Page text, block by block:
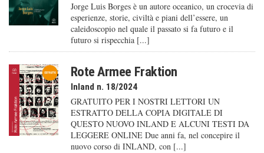
Jorge Luis Borges è un autore oceanico, un crocevia di
esperienze, storie, civiltà e piani dell’essere, un
caleido­scopio nel quale il passato si fa futuro e il
futuro si rispecchia [...]
Rote Armee Fraktion
Inland n. 18/2024
GRATUITO PER I NOSTRI LETTORI UN
ESTRATTO DELLA COPIA DIGITALE DI
QUESTO NUOVO INLAND E ALCUNI TESTI DA
LEGGERE ONLINE Due anni fa, nel concepire il
nuovo corso di INLAND, con [...]